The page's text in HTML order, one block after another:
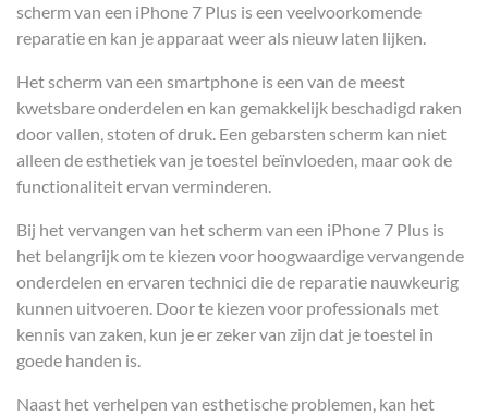
scherm van een iPhone 7 Plus is een veelvoorkomende
reparatie en kan je apparaat weer als nieuw laten lijken.
Het scherm van een smartphone is een van de meest
kwetsbare onderdelen en kan gemakkelijk beschadigd raken
door vallen, stoten of druk. Een gebarsten scherm kan niet
alleen de esthetiek van je toestel beïnvloeden, maar ook de
functionaliteit ervan verminderen.
Bij het vervangen van het scherm van een iPhone 7 Plus is
het belangrijk om te kiezen voor hoogwaardige vervangende
onderdelen en ervaren technici die de reparatie nauwkeurig
kunnen uitvoeren. Door te kiezen voor professionals met
kennis van zaken, kun je er zeker van zijn dat je toestel in
goede handen is.
Naast het verhelpen van esthetische problemen, kan het